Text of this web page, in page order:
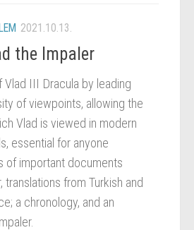
2021.10.13.
the Impaler
III Dracula by leading
of viewpoints, allowing the
Vlad is viewed in modern
essential for anyone
of important documents
from Turkish and
a chronology, and an